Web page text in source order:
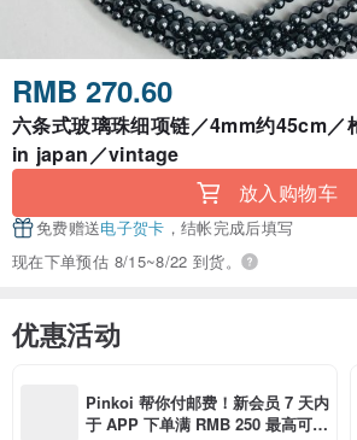
RMB 270.60
六条式玻璃珠细项链／4mm约45cm／
in japan／vintage
放入购物车
免费赠送电子贺卡 ，结帐完成后填写
现在下单预估 8/15~8/22 到货。
优惠活动
Pinkoi 帮你付邮费！新会员 7 天内
于 APP 下单满 RMB 250 最高可折